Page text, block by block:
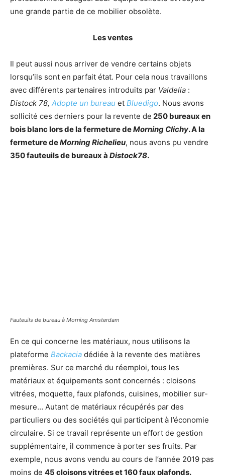
une grande partie de ce mobilier obsolète.
Les ventes
Il peut aussi nous arriver de vendre certains objets
lorsqu’ils sont en parfait état. Pour cela nous travaillons
avec différents partenaires introduits par Valdelia :
Distock 78, Adopte un bureau et Bluedigo. Nous avons
sollicité ces derniers pour la revente de 250 bureaux en
bois blanc lors de la fermeture deMorning Clichy. A la
fermeture deMorning Richelieu, nous avons pu vendre
350 fauteuils de bureaux à Distock78.
Fauteuils de bureau à Morning Amsterdam
En ce qui concerne les matériaux, nous utilisons la
plateforme Backacia dédiée à la revente des matières
premières. Sur ce marché du réemploi, tous les
matériaux et équipements sont concernés : cloisons
vitrées, moquette, faux plafonds, cuisines, mobilier sur-
mesure… Autant de matériaux récupérés par des
particuliers ou des sociétés qui participent à l’économie
circulaire. Si ce travail représente un effort de gestion
supplémentaire, il commence à porter ses fruits. Par
exemple, nous avons vendu au cours de l’année 2019 pas
moins de 45 cloisons vitrées et 160 faux plafonds.